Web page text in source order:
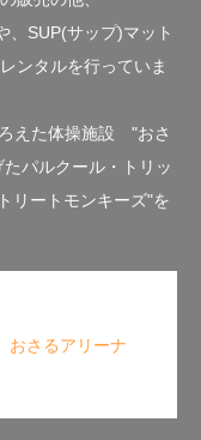
、SUP(サップ)マット
ンタルを行っていま
えた体操施設 "おさ
パルクール・トリッ
リートモンキーズ"を
おさるアリーナ